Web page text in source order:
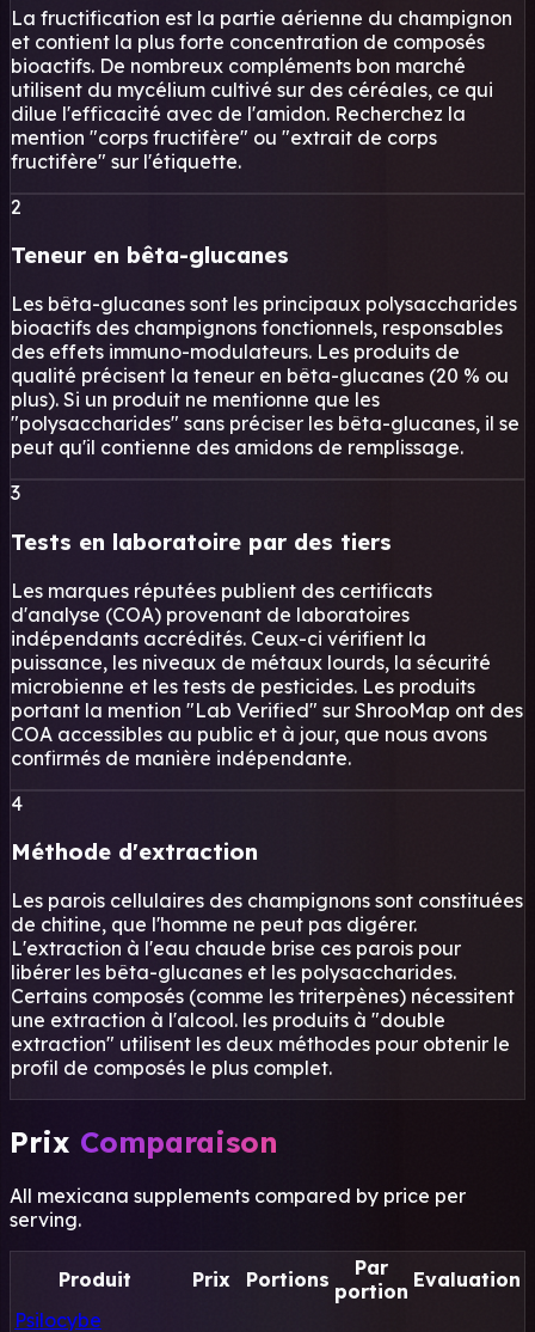
La fructification est la partie aérienne du champignon
et contient la plus forte concentration de composés
bioactifs. De nombreux compléments bon marché
utilisent du mycélium cultivé sur des céréales, ce qui
dilue l'efficacité avec de l'amidon. Recherchez la
mention "corps fructifère" ou "extrait de corps
fructifère" sur l'étiquette.
2
Teneur en bêta-glucanes
Les bêta-glucanes sont les principaux polysaccharides
bioactifs des champignons fonctionnels, responsables
des effets immuno-modulateurs. Les produits de
qualité précisent la teneur en bêta-glucanes (20 % ou
plus). Si un produit ne mentionne que les
"polysaccharides" sans préciser les bêta-glucanes, il se
peut qu'il contienne des amidons de remplissage.
3
Tests en laboratoire par des tiers
Les marques réputées publient des certificats
d'analyse (COA) provenant de laboratoires
indépendants accrédités. Ceux-ci vérifient la
puissance, les niveaux de métaux lourds, la sécurité
microbienne et les tests de pesticides. Les produits
portant la mention "Lab Verified" sur ShrooMap ont des
COA accessibles au public et à jour, que nous avons
confirmés de manière indépendante.
4
Méthode d'extraction
Les parois cellulaires des champignons sont constituées
de chitine, que l'homme ne peut pas digérer.
L'extraction à l'eau chaude brise ces parois pour
libérer les bêta-glucanes et les polysaccharides.
Certains composés (comme les triterpènes) nécessitent
une extraction à l'alcool. les produits à "double
extraction" utilisent les deux méthodes pour obtenir le
profil de composés le plus complet.
Prix Comparaison
All mexicana supplements compared by price per
serving.
Produit Prix Portions
Par
portion Evaluation
Psilocybe